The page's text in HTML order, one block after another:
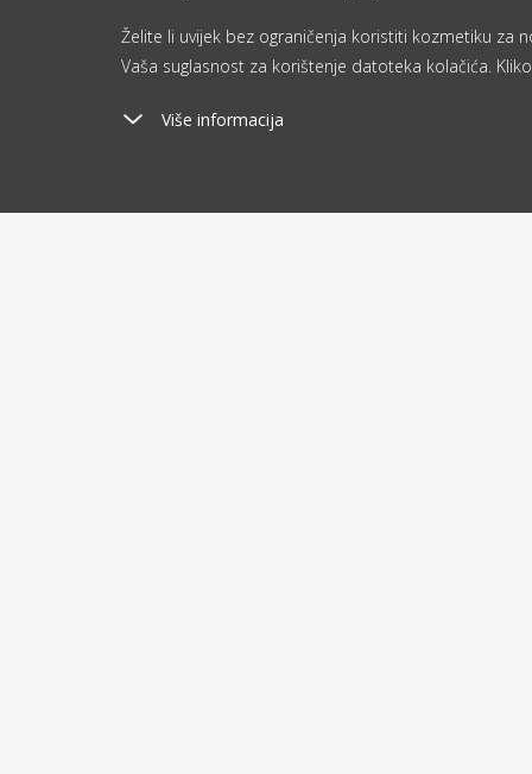
Želite li uvijek bez ograničenja koristiti kozmetiku za
Vaša suglasnost za korištenje datoteka kolačića.
Više informacija